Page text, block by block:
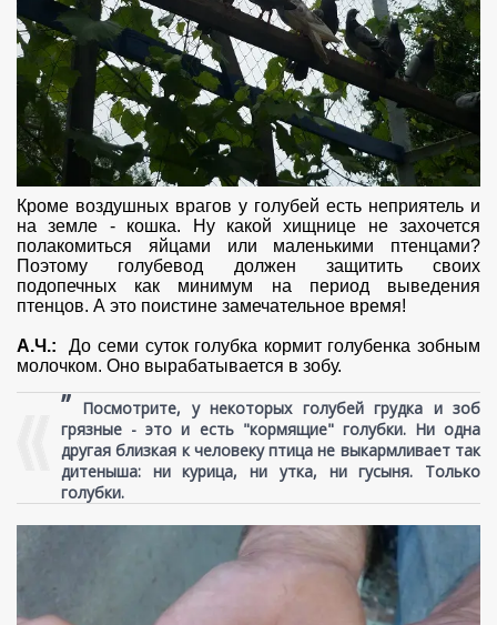
Кроме воздушных врагов у голубей есть неприятель и
на земле - кошка. Ну какой хищнице не захочется
полакомиться яйцами или маленькими птенцами?
Поэтому голубевод должен защитить своих
подопечных как минимум на период выведения
птенцов. А это поистине замечательное время!
А.Ч.:
До семи суток голубка кормит голубенка зобным
молочком. Оно вырабатывается в зобу.
”Посмотрите, у некоторых голубей грудка и зоб
грязные - это и есть "кормящие" голубки. Ни одна
другая близкая к человеку птица не выкармливает так
дитеныша: ни курица, ни утка, ни гусыня. Только
голубки.